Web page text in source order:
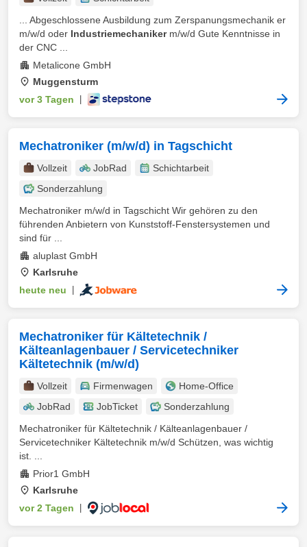
... Abgeschlossene Ausbildung zum Zerspanungsmechanik er
m/w/d oder Industriemechanikerm/w/d Gute Kenntnisse in
der CNC ...
Metalicone GmbH
Muggensturm
vor 3 Tagen
Mechatroniker (m/w/d) in Tagschicht
Vollzeit JobRad
Schichtarbeit
Sonderzahlung
Mechatroniker m/w/d in Tagschicht Wir gehören zu den
führenden Anbietern von Kunststoff-Fenstersystemen und
sind für ...
aluplast GmbH
Karlsruhe
heute neu
Mechatroniker für Kältetechnik /
Kälteanlagenbauer / Servicetechniker
Kältetechnik (m/w/d)
Vollzeit Firmenwagen
Home-Office
JobRad
JobTicket
Sonderzahlung
Mechatroniker für Kältetechnik / Kälteanlagenbauer /
Servicetechniker Kältetechnik m/w/d Schützen, was wichtig
ist. ...
Prior1 GmbH
Karlsruhe
vor 2 Tagen